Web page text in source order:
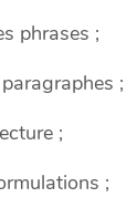
phrases ;
;
;
;